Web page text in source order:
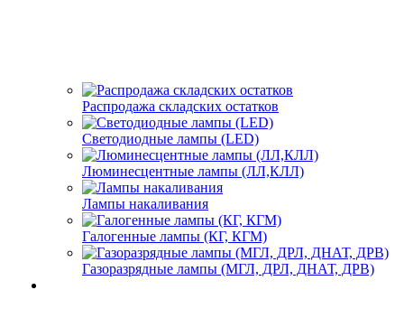
Распродажа складских остатков
Светодиодные лампы (LED)
Люминесцентные лампы (ЛЛ,КЛЛ)
Лампы накаливания
Галогенные лампы (КГ, КГМ)
Газоразрядные лампы (МГЛ, ДРЛ, ДНАТ, ДРВ)